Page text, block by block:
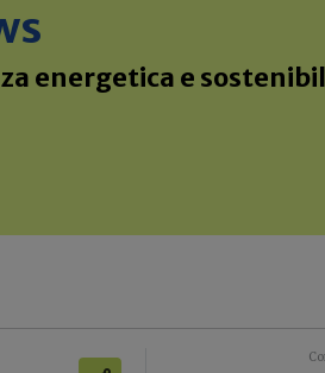
energetica e